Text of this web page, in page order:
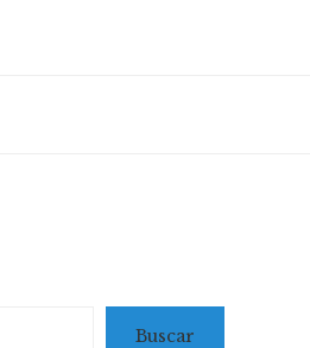
Buscar